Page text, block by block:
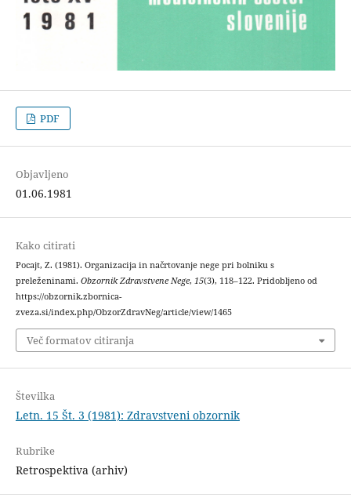
PDF
Objavljeno
01.06.1981
Kako citirati
Pocajt, Z. (1981). Organizacija in načrtovanje nege pri bolniku s
preleženinami. Obzornik Zdravstvene Nege, 15(3), 118–122. Pridobljeno od
https://obzornik.zbornica-
zveza.si/index.php/ObzorZdravNeg/article/view/1465
Več formatov citiranja
Številka
Letn. 15 Št. 3 (1981): Zdravstveni obzornik
Rubrike
Retrospektiva (arhiv)